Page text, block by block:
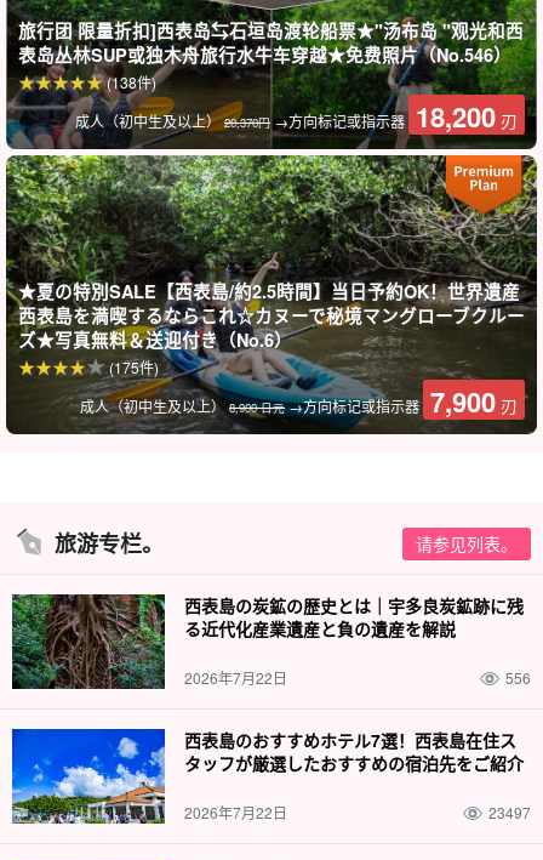
收眼底。54 米的落差使其成为一个强大而壮观的观景点。
Pinaisara 这个名字来源于 "Pinaisara = 胡子 "和 "Saara = 下垂"。
名字的由来是因为皮纳萨拉像龙须一样垂下来。
西表岛的丛林中栖息着亚热带地区独有的动植物群，光是欣赏这些
动植物就让人兴奋不已。您还可以享受森林浴，让身心焕然一新！
*本计划适用于皮纳萨拉号。
⬇︎，这是一个前往瀑布顶端的计划
西表岛/1天]前往Pinaisara瀑布顶端和瀑布盆地！人数有
限的特别行程☆红树林独木舟和徒步旅行路线♪从瀑布
顶端眺望的景色一定会令人印象深刻♪附带午餐（12
号）
开始时间9:00-16:00.
所要时间：约 6.5 小时。
旅行团 限量折扣]西表岛⇆石垣岛渡轮船票★"汤布岛 "观光和西
表岛丛林SUP或独木舟旅行水牛车穿越★免费照片（No.546）
成人（初中生及以上）20,370円→方向标记或指示器 18,200 刃
(138件)
★夏の特別SALE【西表島/約2.5時間】当日予約OK！世界遺産
西表島を満喫するならこれ☆カヌーで秘境マングローブクルー
ズ★写真無料＆送迎付き（No.6）
成人（初中生及以上） 8,900 日元→方向标记或指示器 7,900 刃
(175件)
旅游专栏。 请参见列表。
西表島の炭鉱の歴史とは｜宇多良炭鉱跡に残
る近代化産業遺産と負の遺産を解説
2026年7月22日 556
西表島のおすすめホテル7選！西表島在住ス
タッフが厳選したおすすめの宿泊先をご紹介
2026年7月22日 23497